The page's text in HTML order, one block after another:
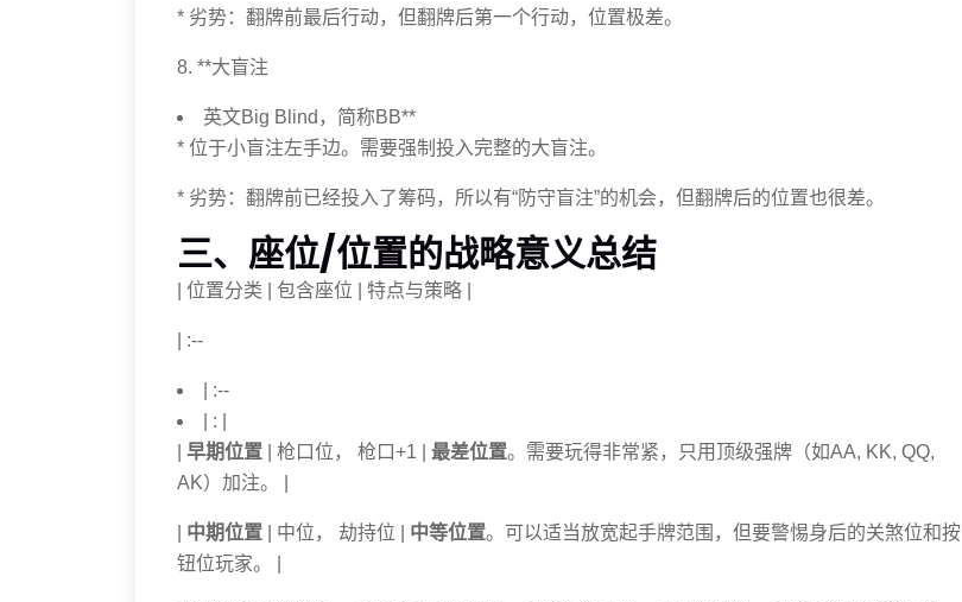
* 劣势：翻牌前最后行动，但翻牌后第一个行动，位置极差。
8. **大盲注
英文Big Blind，简称BB**
* 位于小盲注左手边。需要强制投入完整的大盲注。
* 劣势：翻牌前已经投入了筹码，所以有“防守盲注”的机会，但翻牌后的位置也很差。
三、座位/位置的战略意义总结
| 位置分类 | 包含座位 | 特点与策略 |
| :--
| :--
| : |
早期位置 | 枪口位， 枪口+1 | 最差位置。需要玩得非常紧，只用顶级强牌（如AA, KK, QQ,
AK）加注。 |
中期位置 | 中位， 劫持位 | 中等位置。可以适当放宽起手牌范围，但要警惕身后的关煞位和按
钮位玩家。 |